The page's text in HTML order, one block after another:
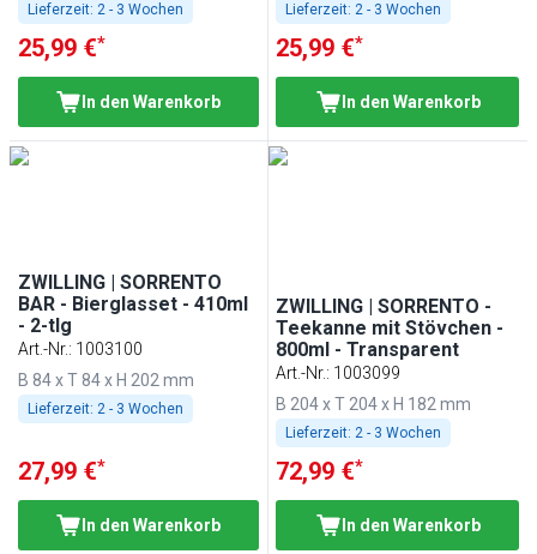
Lieferzeit: 2 - 3 Wochen
25,99 €*
In den Warenkorb
Lieferzeit: 2 - 3 Wochen
25,99 €*
In den Warenkorb
ZWILLING | SORRENTO
BAR - Bierglasset - 410ml
- 2-tlg
Art.-Nr.: 1003100
B 84 x T 84 x H 202 mm
Lieferzeit: 2 - 3 Wochen
27,99 €*
In den Warenkorb
ZWILLING | SORRENTO -
Teekanne mit Stövchen -
800ml - Transparent
Art.-Nr.: 1003099
B 204 x T 204 x H 182 mm
Lieferzeit: 2 - 3 Wochen
72,99 €*
In den Warenkorb